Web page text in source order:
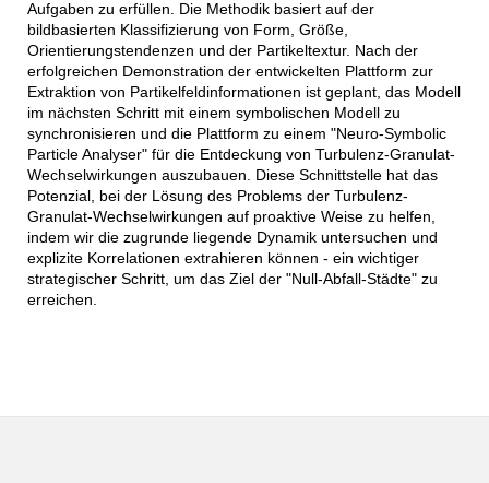
Aufgaben zu erfüllen. Die Methodik basiert auf der
bildbasierten Klassifizierung von Form, Größe,
Orientierungstendenzen und der Partikeltextur. Nach der
erfolgreichen Demonstration der entwickelten Plattform zur
Extraktion von Partikelfeldinformationen ist geplant, das Modell
im nächsten Schritt mit einem symbolischen Modell zu
synchronisieren und die Plattform zu einem "Neuro-Symbolic
Particle Analyser" für die Entdeckung von Turbulenz-Granulat-
Wechselwirkungen auszubauen. Diese Schnittstelle hat das
Potenzial, bei der Lösung des Problems der Turbulenz-
Granulat-Wechselwirkungen auf proaktive Weise zu helfen,
indem wir die zugrunde liegende Dynamik untersuchen und
explizite Korrelationen extrahieren können - ein wichtiger
strategischer Schritt, um das Ziel der "Null-Abfall-Städte" zu
erreichen.